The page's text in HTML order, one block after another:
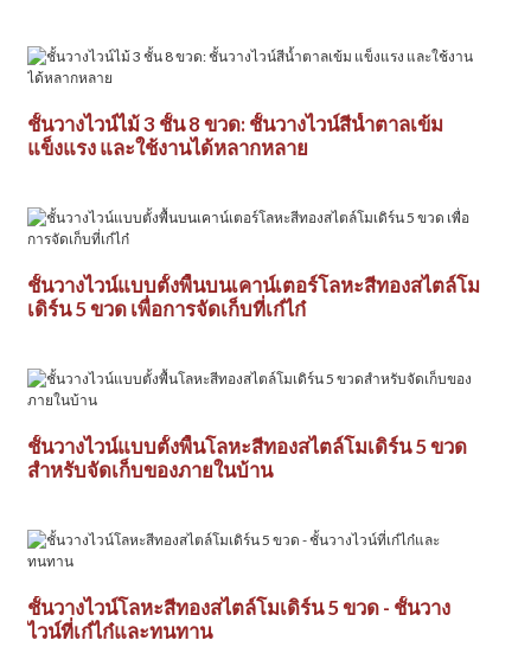
ชั้นวางไวน์ไม้ 3 ชั้น 8 ขวด: ชั้นวางไวน์สีน้ำตาลเข้ม
แข็งแรง และใช้งานได้หลากหลาย
ชั้นวางไวน์แบบตั้งพื้นบนเคาน์เตอร์โลหะสีทองสไตล์โม
เดิร์น 5 ขวด เพื่อการจัดเก็บที่เก๋ไก๋
ชั้นวางไวน์แบบตั้งพื้นโลหะสีทองสไตล์โมเดิร์น 5 ขวด
สำหรับจัดเก็บของภายในบ้าน
ชั้นวางไวน์โลหะสีทองสไตล์โมเดิร์น 5 ขวด - ชั้นวาง
ไวน์ที่เก๋ไก๋และทนทาน